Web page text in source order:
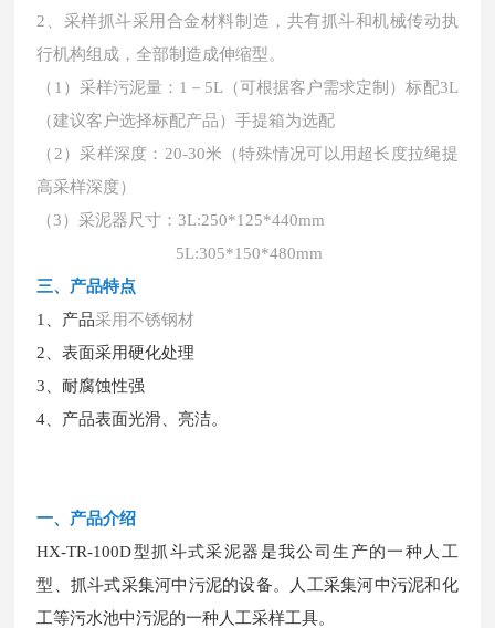
2、采样抓斗采用合金材料制造，共有抓斗和机械传动执
行机构组成，全部制造成伸缩型。
（ 1）采样污泥量：1－5L（可根据客户需求定制）标配3L
（建议客户选择标配产品）手提箱为选配
（ 2）采样深度：20-30米（特殊情况可以用超长度拉绳提
高采样深度）
（3）采泥器尺寸：3L:250*125*440mm
5L:305*150*480mm
三、产品特点
1、产品采用不锈钢材
2、表面采用硬化处理
3、耐腐蚀性强
4、产品表面光滑、亮洁。
一、产品介绍
HX-TR-100D型抓斗式采泥器是我公司生产的一种人工
型、抓斗式采集河中污泥的设备。人工采集河中污泥和化
工等污水池中污泥的一种人工采样工具。